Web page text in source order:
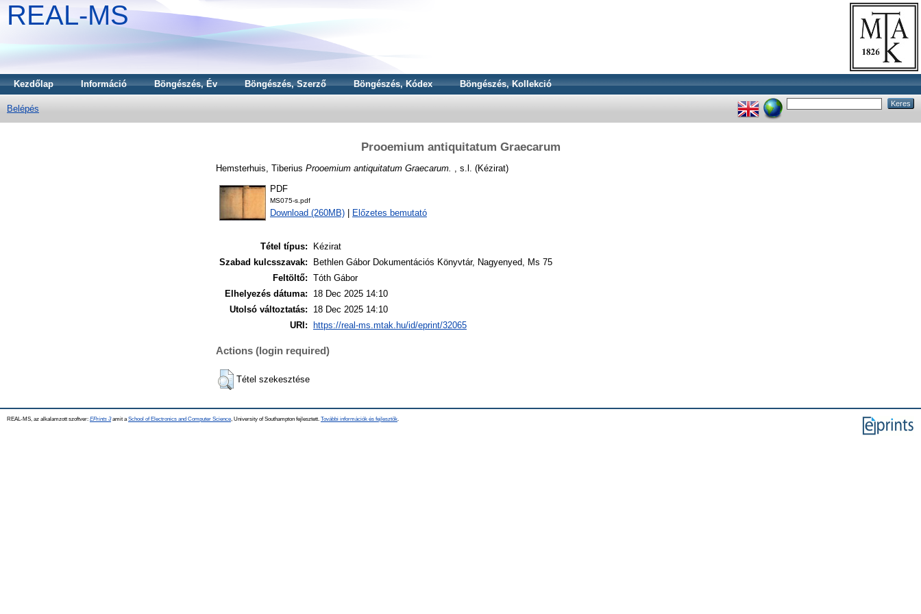
REAL-MS
Kezdőlap Információ Böngészés, Év Böngészés, Szerző Böngészés, Kódex Böngészés, Kollekció
Belépés
Prooemium antiquitatum Graecarum
Hemsterhuis, Tiberius Prooemium antiquitatum Graecarum. , s.l. (Kézirat)
PDF
MS075-s.pdf
Download (260MB) Előzetes bemutató
Tétel típus:
Kézirat
Szabad kulcsszavak:
Bethlen Gábor Dokumentációs Könyvtár, Nagyenyed, Ms 75
Feltöltő: Tóth Gábor
Elhelyezés dátuma:
18 Dec 2025 14:10
Utolsó változtatás:
18 Dec 2025 14:10
URI:
https://real-ms.mtak.hu/id/eprint/32065
Actions (login required)
Tétel szekesztése
REAL-MS, az alkalamzott szoftver: EPrints 3amit a School of Electronics and Computer Science , University of Southampton fejlesztett. További információk és fejlesztők